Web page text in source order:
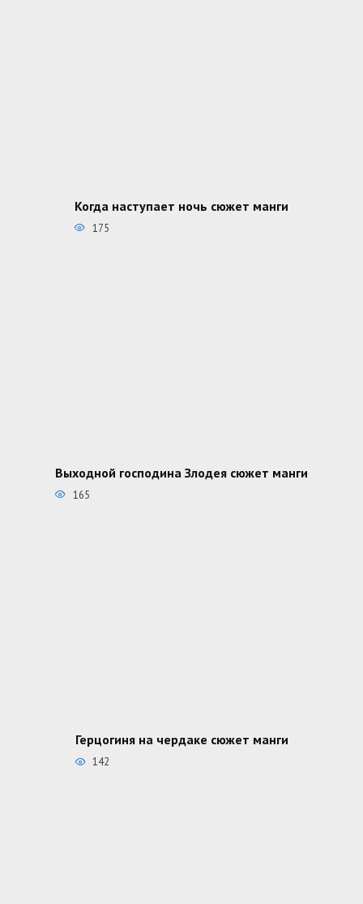
Когда наступает ночь сюжет манги
175
Выходной господина Злодея сюжет манги
165
Герцогиня на чердаке сюжет манги
142